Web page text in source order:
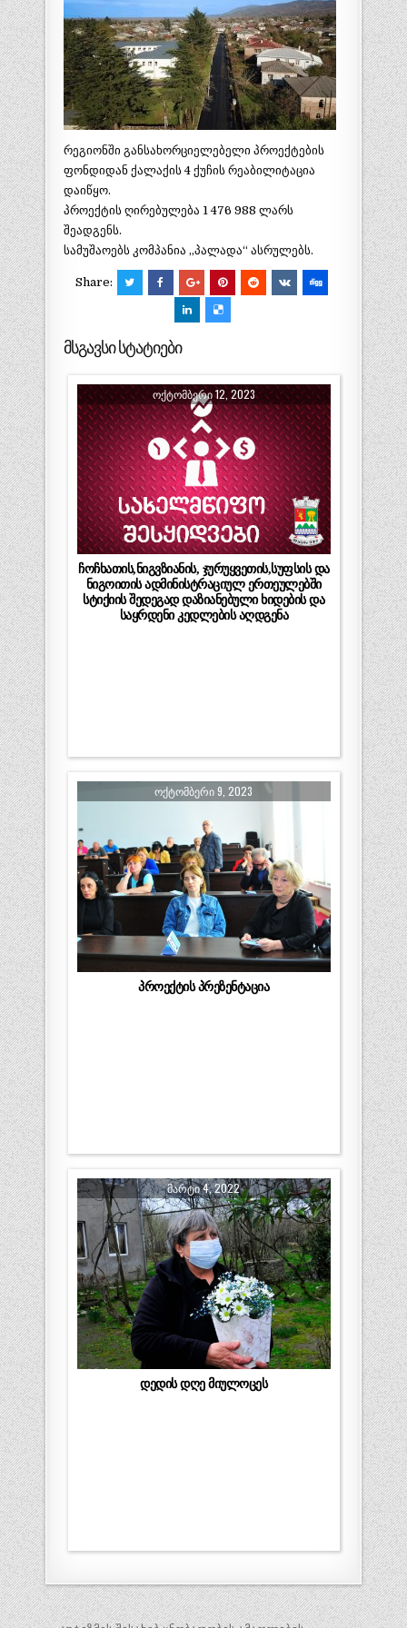
რეგიონში განსახორციელებელი პროექტების
ფონდიდან ქალაქის 4 ქუჩის რეაბილიტაცია
დაიწყო.
პროექტის ღირებულება 1 476 988 ლარს
შეადგენს.
სამუშაოებს კომპანია ,,პალადა“ ასრულებს.
Share:
მსგავსი სტატიები
ᲝᲥᲢᲝᲛᲑᲔᲠᲘ 12, 2023
ჩოჩხათის,ნიგვზიანის, ჯურუყვეთის,სუფსის და
ნიგოითის ადმინისტრაციულ ერთეულებში
სტიქიის შედეგად დაზიანებული ხიდების და
საყრდენი კედლების აღდგენა
ᲝᲥᲢᲝᲛᲑᲔᲠᲘ 9, 2023
პროექტის პრეზენტაცია
ᲛᲐᲠᲢᲘ 4, 2022
დედის დღე მიულოცეს